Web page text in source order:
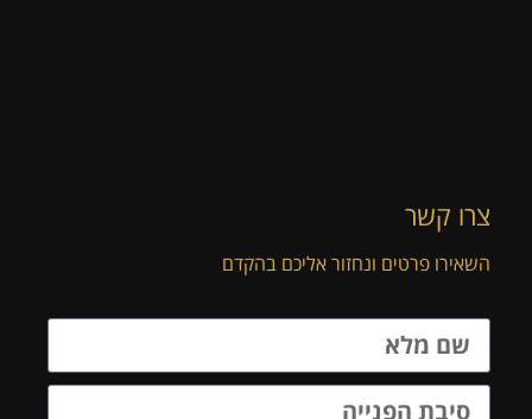
צרו קשר
השאירו פרטים ונחזור אליכם בהקדם